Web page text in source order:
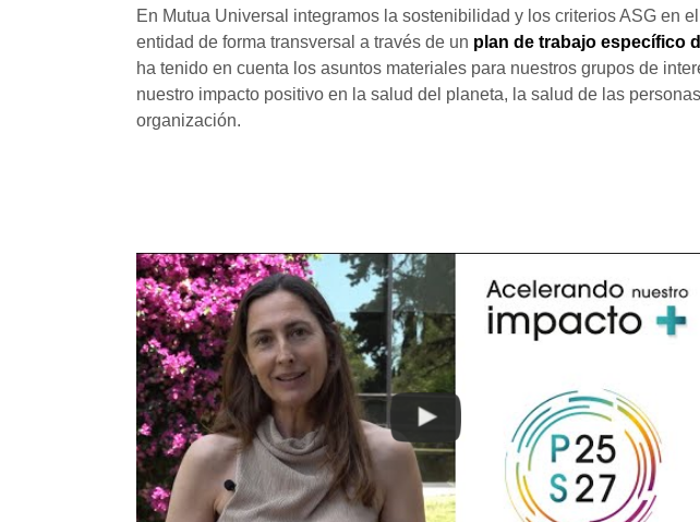
En Mutua Universal integramos la sostenibilidad y los criterios ASG en
entidad de forma transversal a través de un plan de trabajo específico
ha tenido en cuenta los asuntos materiales para nuestros grupos de
nuestro impacto positivo en la salud del planeta, la salud de las
organización.